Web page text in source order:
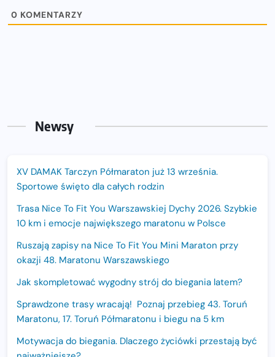
0 KOMENTARZY
Newsy
XV DAMAK Tarczyn Półmaraton już 13 września.
Sportowe święto dla całych rodzin
Trasa Nice To Fit You Warszawskiej Dychy 2026. Szybkie
10 km i emocje największego maratonu w Polsce
Ruszają zapisy na Nice To Fit You Mini Maraton przy
okazji 48. Maratonu Warszawskiego
Jak skompletować wygodny strój do biegania latem?
Sprawdzone trasy wracają! Poznaj przebieg 43. Toruń
Maratonu, 17. Toruń Półmaratonu i biegu na 5 km
Motywacja do biegania. Dlaczego życiówki przestają być